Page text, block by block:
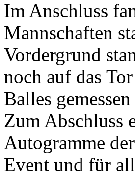
Im Anschluss
Mannschaften
Vordergrund
noch auf das
Balles
Zum Abschluss
Autogramme
Event und für